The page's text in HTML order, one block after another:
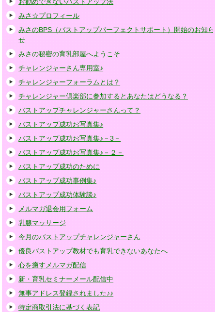
お勧めできないバストアップ法
みさ☆プロフィール
みさのBPS（バストアップパーフェクトサポート）開始のお知ら
せ
みさの秘密の育乳部屋へようこそ
チャレンジャーさん専用室♪
チャレンジャーフォーラムとは？
チャレンジャー倶楽部に参加するとあなたはどうなる？
バストアップチャレンジャーさんって？
バストアップ成功お写真集♪
バストアップ成功お写真集♪－3－
バストアップ成功お写真集♪－２－
バストアップ成功のために
バストアップ成功事例集♪
バストアップ成功体験談♪
メルマガ退会用フォーム
乳腺マッサージ
今月のバストアップチャレンジャーさん
優良バストアップ教材でも育乳できないあなたへ
心を癒すメルマガ配信
新・育乳セミナーメール配信中
無事アドレス登録されました♪♪
特定商取引法に基づく表記